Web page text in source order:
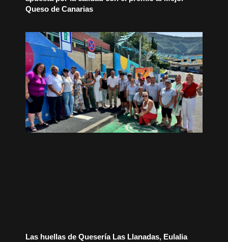
Queso de Canarias
Las huellas de Quesería Las Llanadas, Eulalia